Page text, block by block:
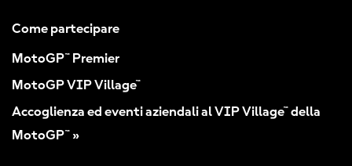
Come partecipare
MotoGP™ Premier
MotoGP VIP Village™
Accoglienza ed eventi aziendali al VIP Village™ della
MotoGP™ »